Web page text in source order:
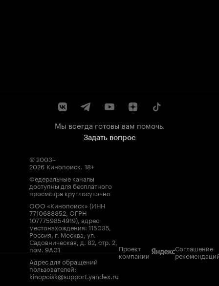
Мы всегда готовы вам помочь.
Задать вопрос
© 2003–
2026 Кинопоиск. 18+
Федеральные каналы
доступны для бесплатного
просмотра круглосуточно
ООО «Кинопоиск» (ИНН
7710688352, ОГРН
1077759854919), адрес
местонахождения: 115035,
Россия, г. Москва, ул.
Садовническая, д. 82, стр. 2,
пом. 9А01
Адрес для обращений
пользователей:
kinopoisk@support.yandex.ru
Проект
компании
Соглашение